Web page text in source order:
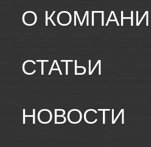
О
СТАТЬИ
НОВОСТИ